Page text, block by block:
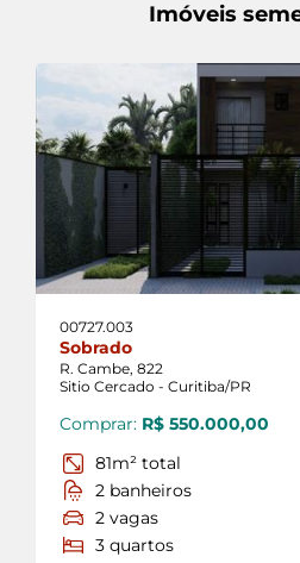
Imóveis
00727.003
Sobrado
R. Cambe, 822
Sitio Cercado - Curitiba/PR
Comprar: R$ 550.000,00
81m² total
2 banheiros
2 vagas
3 quartos